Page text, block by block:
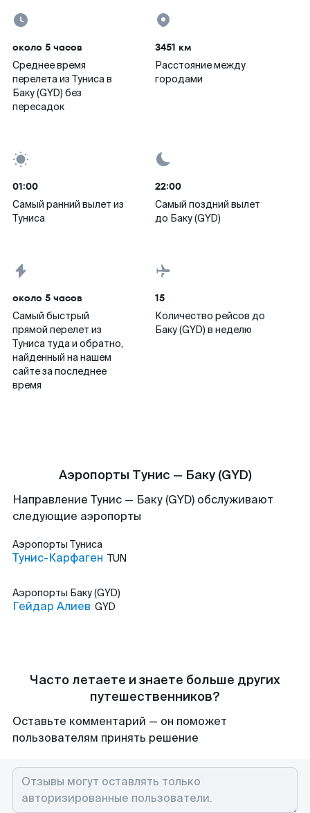
около 5 часов
Среднее время
перелета из Туниса в
Баку (GYD) без
пересадок
3451 км
Расстояние между
городами
01:00
Самый ранний вылет из
Туниса
22:00
Самый поздний вылет
до Баку (GYD)
около 5 часов
Самый быстрый
прямой перелет из
Туниса туда и обратно,
найденный на нашем
сайте за последнее
время
15
Количество рейсов до
Баку (GYD) в неделю
Аэропорты Тунис — Баку (GYD)
Направление Тунис — Баку (GYD) обслуживают
следующие аэропорты
Аэропорты Туниса
Тунис-Карфаген TUN
Аэропорты Баку (GYD)
Гейдар Алиев GYD
Часто летаете и знаете больше других
путешественников?
Оставьте комментарий — он поможет
пользователям принять решение